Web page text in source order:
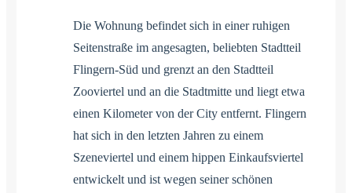
Die Wohnung befindet sich in einer ruhigen
Seitenstraße im angesagten, beliebten Stadtteil
Flingern-Süd und grenzt an den Stadtteil
Zooviertel und an die Stadtmitte und liegt etwa
einen Kilometer von der City entfernt. Flingern
hat sich in den letzten Jahren zu einem
Szeneviertel und einem hippen Einkaufsviertel
entwickelt und ist wegen seiner schönen